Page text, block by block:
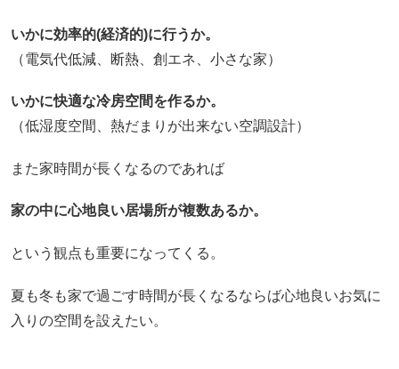
いかに効率的(経済的)に行うか。
（電気代低減、断熱、創エネ、小さな家）
いかに快適な冷房空間を作るか。
（低湿度空間、熱だまりが出来ない空調設計）
また家時間が長くなるのであれば
家の中に心地良い居場所が複数あるか。
という観点も重要になってくる。
夏も冬も家で過ごす時間が長くなるならば心地良いお気に
入りの空間を設えたい。